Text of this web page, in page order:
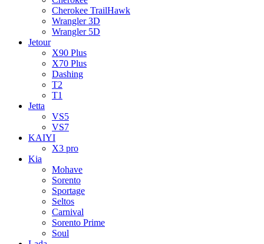
Cherokee TrailHawk
Wrangler 3D
Wrangler 5D
Jetour
X90 Plus
X70 Plus
Dashing
T2
T1
Jetta
VS5
VS7
KAIYI
X3 pro
Kia
Mohave
Sorento
Sportage
Seltos
Carnival
Sorento Prime
Soul